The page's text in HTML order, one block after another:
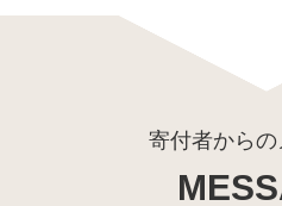
寄付者から